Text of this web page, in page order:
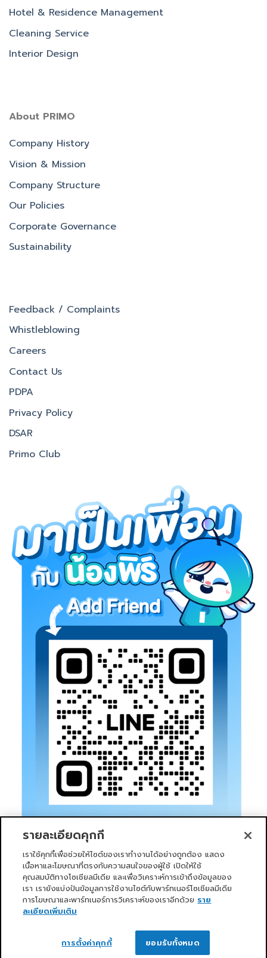
Hotel & Residence Management
Cleaning Service
Interior Design
About PRIMO
Company History
Vision & Mission
Company Structure
Our Policies
Corporate Governance
Sustainability
Feedback / Complaints
Whistleblowing
Careers
Contact Us
PDPA
Privacy Policy
DSAR
Primo Club
หน้าแรก บริการของเรา ข่าวสารและกิจกรรม PRIMO CLUB
เกี่ยวกับเรา นักลงทุนสัมพันธ์
Copyright 2026 ©
Primo Service Solution Company
Limited
รายละเอียดคุกกี้
เราใช้คุกกี้เพื่อช่วยให้ไซต์ของเราทำงานได้อย่างถูกต้อง แสดง
เนื้อหาและโฆษณาที่ตรงกับความสนใจของผู้ใช้ เปิดให้ใช้
คุณสมบัติทางโซเชียลมีเดีย และเพื่อวิเคราะห์การเข้าถึงข้อมูลของ
เรา เรายังแบ่งปันข้อมูลการใช้งานไซต์กับพาร์ทเนอร์โซเชียลมีเดีย
การโฆษณาและพาร์ทเนอร์การวิเคราะห์ของเราอีกด้วย ราย
ละเอียดเพิ่มเติม
การตั้งค่าคุกกี้ ยอมรับทั้งหมด
ติดต่อเรา